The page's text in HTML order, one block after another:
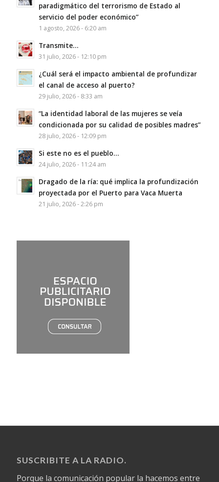
paradigmático del terrorismo de Estado al
servicio del poder económico”
1 agosto, 2026 - 6:20 am
Transmite…
31 julio, 2026 - 12:10 pm
¿Cuál será el impacto ambiental de profundizar
el canal de acceso al puerto?
29 julio, 2026 - 8:33 am
“La identidad laboral de las mujeres se veía
condicionada por su calidad de posibles madres”
28 julio, 2026 - 12:09 pm
Si este no es el pueblo…
24 julio, 2026 - 11:24 am
Dragado de la ría: qué implica la profundización
proyectada por el Puerto para Vaca Muerta
21 julio, 2026 - 2:26 pm
SUSCRIBITE A LA RADIO.
Porque la comunicación popular la hacemos entre